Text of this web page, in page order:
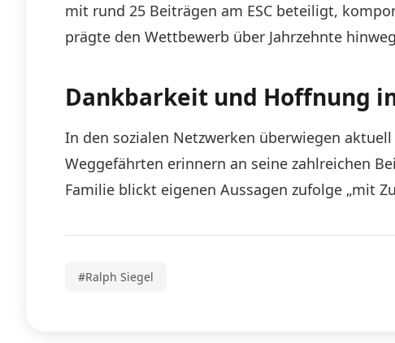
mit rund 25 Beiträgen am ESC beteiligt,
prägte den Wettbewerb über Jahrzehnte
Dankbarkeit und Hoffnung
In den sozialen Netzwerken überwiegen
Weggefährten erinnern an seine zahlreichen
Familie blickt eigenen Aussagen zufolge „mit
#Ralph Siegel